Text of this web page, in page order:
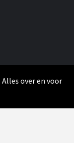
over en voor